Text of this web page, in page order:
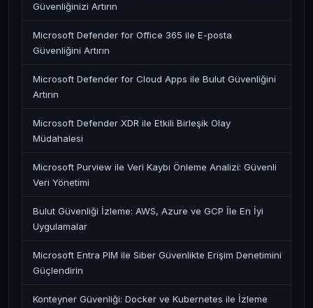
Güvenliğinizi Artırın
Microsoft Defender for Office 365 ile E-posta
Güvenliğini Artırın
Microsoft Defender for Cloud Apps ile Bulut Güvenliğini
Artırın
Microsoft Defender XDR ile Etkili Birleşik Olay
Müdahalesi
Microsoft Purview ile Veri Kaybı Önleme Analizi: Güvenli
Veri Yönetimi
Bulut Güvenliği İzleme: AWS, Azure ve GCP İle En İyi
Uygulamalar
Microsoft Entra PIM ile Siber Güvenlikte Erişim Denetimini
Güçlendirin
Konteyner Güvenliği: Docker ve Kubernetes ile İzleme